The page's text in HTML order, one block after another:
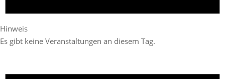
Hinweis
Es gibt keine Veranstaltungen an diesem Tag.